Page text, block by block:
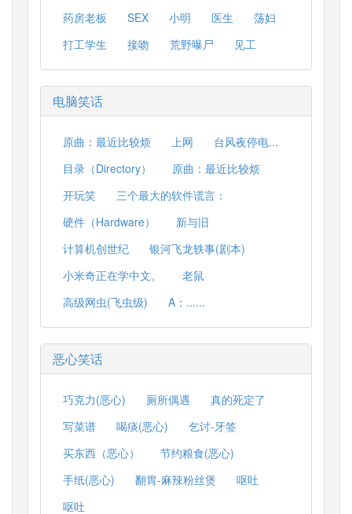
药房老板
SEX 小明 医生
荡妇
打工学生
接吻 荒野曝尸 见工
电脑笑话
原曲：最近比较烦 上网
台风夜停电...
目录（Directory）
原曲：最近比较烦
开玩笑
三个最大的软件谎言：
硬件（Hardware）
新与旧
计算机创世纪
银河飞龙轶事(剧本)
小米奇正在学中文。
老鼠
高级网虫(飞虫级)
A：......
恶心笑话
巧克力(恶心) 厕所偶遇
真的死定了
写菜谱
喝痰(恶心)
乞讨-牙签
买东西（恶心）
节约粮食(恶心)
手纸(恶心)
翻胃-麻辣粉丝煲
呕吐
呕吐